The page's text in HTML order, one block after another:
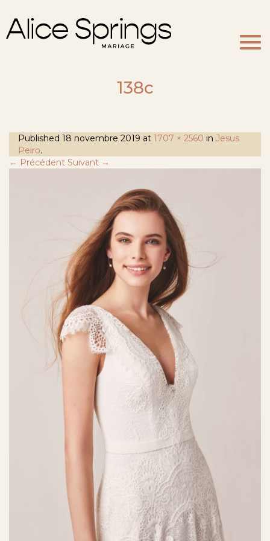
138c
Published 18 novembre 2019 at 1707 × 2560 in Jesus
Peiro.
← Précédent Suivant →